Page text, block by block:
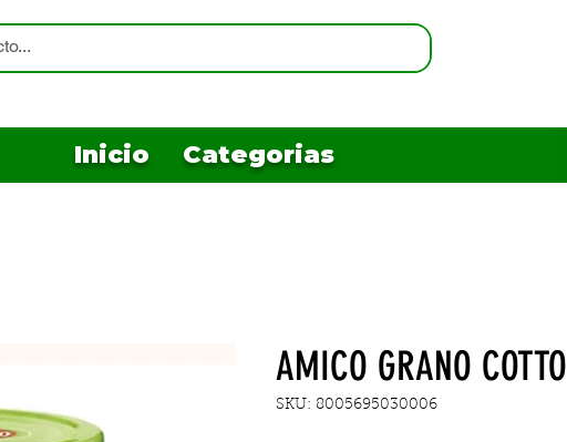
Inicio Categorias
AMICO GRANO
SKU: 8005695030006